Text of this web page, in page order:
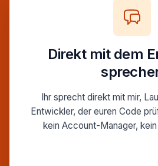
Direkt mit dem
Ihr sprecht direkt mit mir,
Entwickler, der euren Code
kein Account-Manager,